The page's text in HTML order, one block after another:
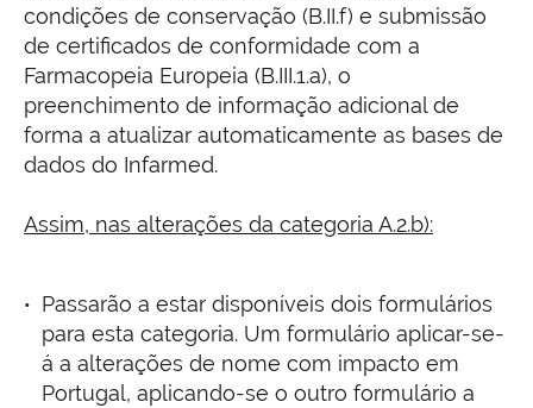
condições de conservação (B.II.f) e submissão
de certificados de conformidade com a
Farmacopeia Europeia (B.III.1.a), o
preenchimento de informação adicional de
forma a atualizar automaticamente as bases de
dados do Infarmed.
Assim, nas alterações da categoria A.2.b):
Passarão a estar disponíveis dois formulários
para esta categoria. Um formulário aplicar-se-
á a alterações de nome com impacto em
Portugal, aplicando-se o outro formulário a